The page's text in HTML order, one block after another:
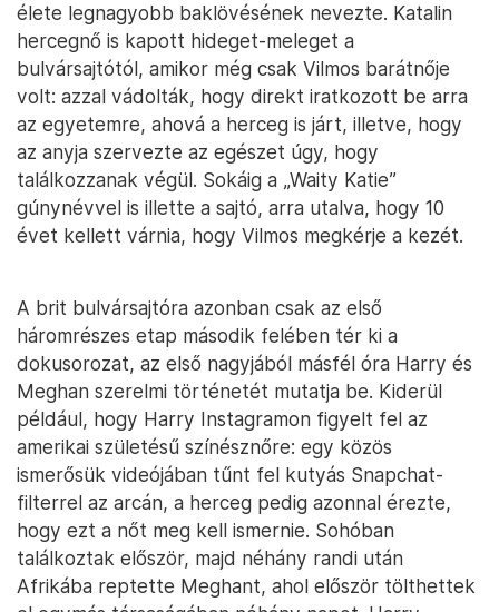
élete legnagyobb baklövésének nevezte. Katalin
hercegnő is kapott hideget-meleget a
bulvársajtótól, amikor még csak Vilmos barátnője
volt: azzal vádolták, hogy direkt iratkozott be arra
az egyetemre, ahová a herceg is járt, illetve, hogy
az anyja szervezte az egészet úgy, hogy
találkozzanak végül. Sokáig a „Waity Katie”
gúnynévvel is illette a sajtó, arra utalva, hogy 10
évet kellett várnia, hogy Vilmos megkérje a kezét.
A brit bulvársajtóra azonban csak az első
háromrészes etap második felében tér ki a
dokusorozat, az első nagyjából másfél óra Harry és
Meghan szerelmi történetét mutatja be. Kiderül
például, hogy Harry Instagramon figyelt fel az
amerikai születésű színésznőre: egy közös
ismerősük videójában tűnt fel kutyás Snapchat-
filterrel az arcán, a herceg pedig azonnal érezte,
hogy ezt a nőt meg kell ismernie. Sohóban
találkoztak először, majd néhány randi után
Afrikába reptette Meghant, ahol először tölthettek